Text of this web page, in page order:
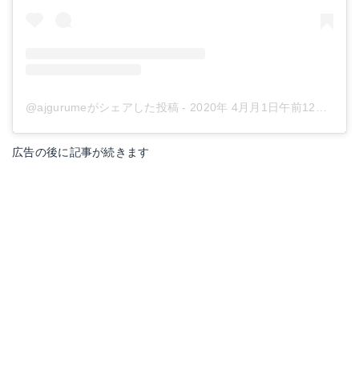
@ajgurumeがシェアした投稿 - 2020年 4月月1日午前12時53分PDT
広告の後に記事が続きます